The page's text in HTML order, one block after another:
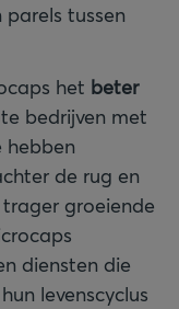
tussen
het beter
bedrijven met
hebben
de rug en
groeiende
diensten die
levenscyclus